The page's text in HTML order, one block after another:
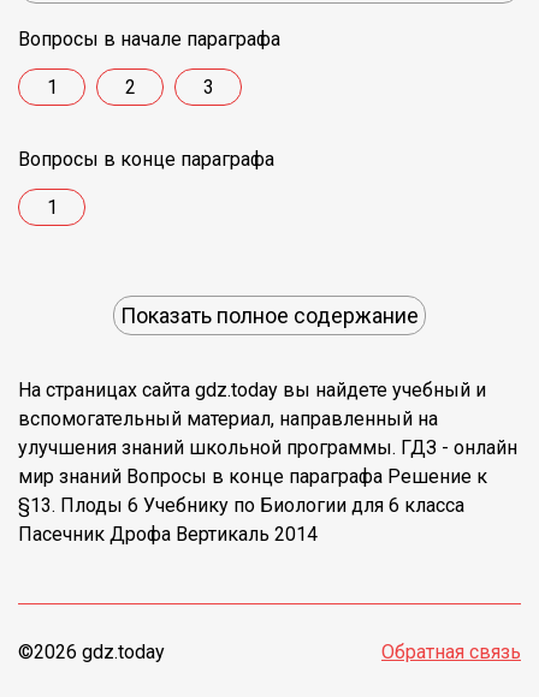
Вопросы в начале параграфа
1 2 3
Вопросы в конце параграфа
1
Показать полное содержание
На страницах сайта gdz.today вы найдете учебный и
вспомогательный материал, направленный на
улучшения знаний школьной программы. ГДЗ - онлайн
мир знаний Вопросы в конце параграфа Решение к
§13. Плоды 6 Учебнику по Биологии для 6 класса
Пасечник Дрофа Вертикаль 2014
©2026 gdz.today Обратная связь